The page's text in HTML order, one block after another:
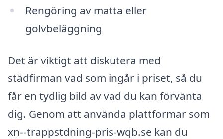
Rengöring av matta eller
golvbeläggning
Det är viktigt att diskutera med
städfirman vad som ingår i priset, så du
får en tydlig bild av vad du kan förvänta
dig. Genom att använda plattformar som
xn--trappstdning-pris-wqb.se kan du